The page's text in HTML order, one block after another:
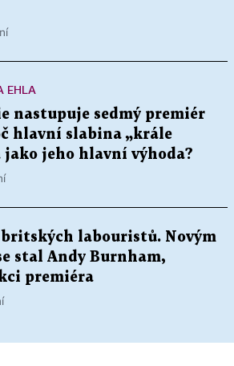
EHLA
nastupuje sedmý premiér
hlavní slabina „krále
jako jeho hlavní výhoda?
labouristů. Novým
stal Andy Burnham,
premiéra